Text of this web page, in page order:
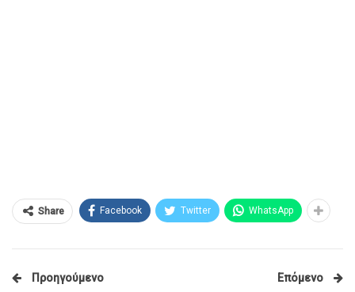
Share Facebook Twitter WhatsApp
Προηγούμενο
Επόμενο